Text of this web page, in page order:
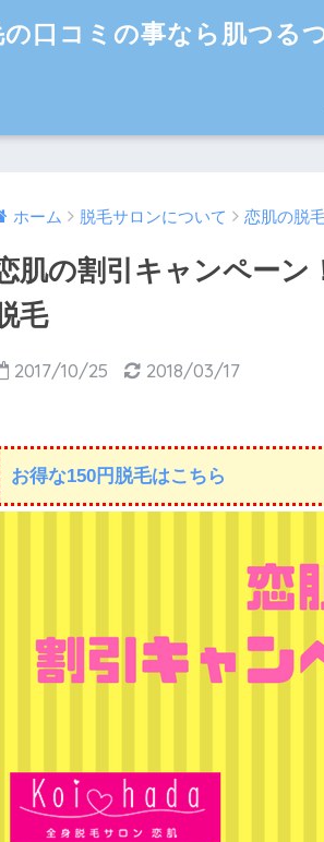
の口コミの事なら肌つる
ホーム 脱毛サロンについて 恋肌の脱
肌の割引キャンペー
毛
2017/10/25 2018/03/17
お得な150円脱毛はこちら